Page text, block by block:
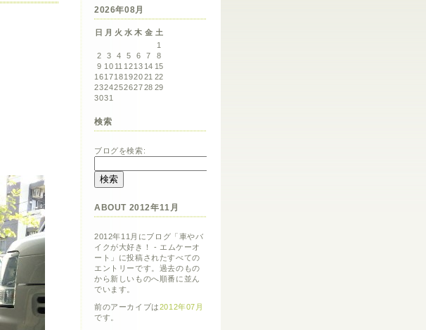
2026年08月
日 月 火 水 木 金 土
1
2
3 4 5 6 7
8
9 10 11 1213 14 15
161718192021 22
232425262728 29
3031
検索
ブログを検索:
ABOUT 2012年11月
2012年11月にブログ「車やバ
イクが大好き！ - エムケーオ
ート」に投稿されたすべての
エントリーです。過去のもの
から新しいものへ順番に並ん
でいます。
前のアーカイブは2012年07月
です。